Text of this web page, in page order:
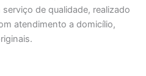
de qualidade, realizado
atendimento a domicílio,